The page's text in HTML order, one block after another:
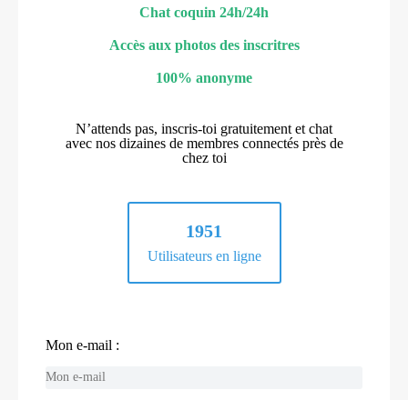
Chat coquin 24h/24h
Accès aux photos des inscritres
100% anonyme
N’attends pas, inscris-toi gratuitement et chat
avec nos dizaines de membres connectés près de
chez toi
1951
Utilisateurs en ligne
Mon e-mail :